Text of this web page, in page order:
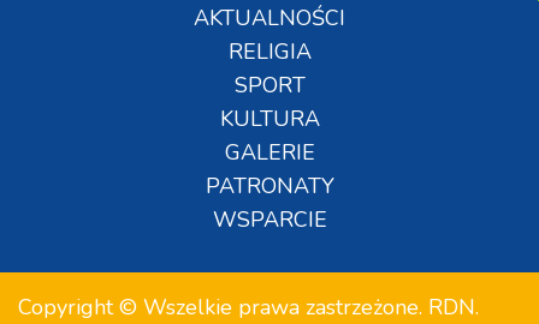
AKTUALNOŚCI
RELIGIA
SPORT
KULTURA
GALERIE
PATRONATY
WSPARCIE
Copyright © Wszelkie prawa zastrzeżone. RDN.